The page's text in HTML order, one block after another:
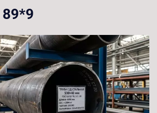
89*9